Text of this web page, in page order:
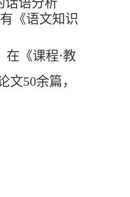
《语文知识
《课程·教
50余篇，